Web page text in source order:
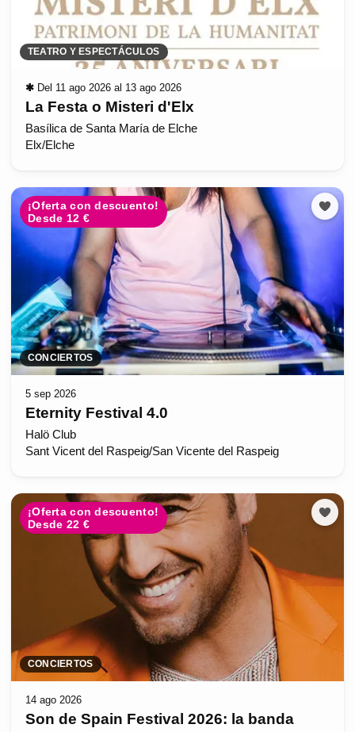
TEATRO Y ESPECTÁCULOS
✱ Del 11 ago 2026 al 13 ago 2026
La Festa o Misteri d'Elx
Basílica de Santa María de Elche
Elx/Elche
¡Oferta con descuento!
Desde 12 €
CONCIERTOS
5 sep 2026
Eternity Festival 4.0
Halö Club
Sant Vicent del Raspeig/San Vicente del Raspeig
¡Oferta con descuento!
Desde 22 €
CONCIERTOS
14 ago 2026
Son de Spain Festival 2026: la banda